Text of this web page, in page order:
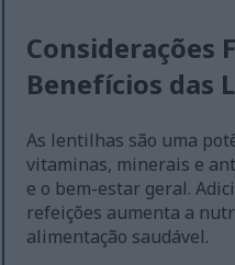
Considerações
Benefícios das
As lentilhas são uma
vitaminas, minerais e
e o bem-estar geral.
refeições aumenta a
alimentação saudável.